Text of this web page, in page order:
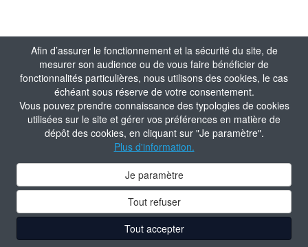
Afin d’assurer le fonctionnement et la sécurité du site, de
mesurer son audience ou de vous faire bénéficier de
fonctionnalités particulières, nous utilisons des cookies, le cas
échéant sous réserve de votre consentement.
Vous pouvez prendre connaissance des typologies de cookies
utilisées sur le site et gérer vos préférences en matière de
dépôt des cookies, en cliquant sur "Je paramètre".
Plus d'information.
Je paramètre
Tout refuser
Tout accepter
J'active mon
compte
Matricule
Valider